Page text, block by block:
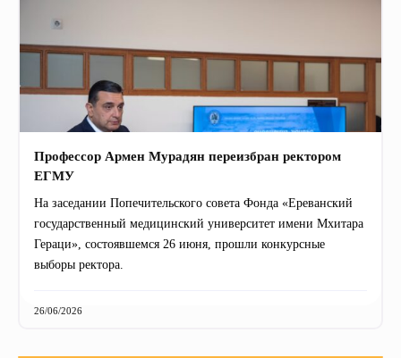
Профессор Армен Мурадян переизбран ректором
ЕГМУ
На заседании Попечительского совета Фонда «Ереванский
государственный медицинский университет имени Мхитара
Гераци», состоявшемся 26 июня, прошли конкурсные
выборы ректора.
26/06/2026